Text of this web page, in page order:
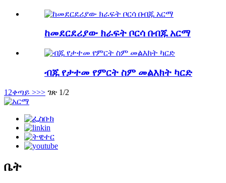
ከመደርደሪያው ክራፍት ቦርሳ በብጁ አርማ
ብጁ የታተመ የምርት ስም መልእክት ካርድ
1 2ቀጣይ >>> ገጽ 1/2
ቤት